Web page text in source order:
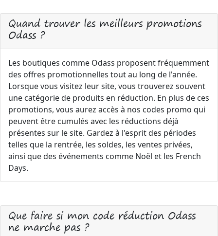
Quand trouver les meilleurs promotions
Odass ?
Les boutiques comme Odass proposent fréquemment
des offres promotionnelles tout au long de l'année.
Lorsque vous visitez leur site, vous trouverez souvent
une catégorie de produits en réduction. En plus de ces
promotions, vous aurez accès à nos codes promo qui
peuvent être cumulés avec les réductions déjà
présentes sur le site. Gardez à l'esprit des périodes
telles que la rentrée, les soldes, les ventes privées,
ainsi que des événements comme Noël et les French
Days.
Que faire si mon code réduction Odass
ne marche pas ?